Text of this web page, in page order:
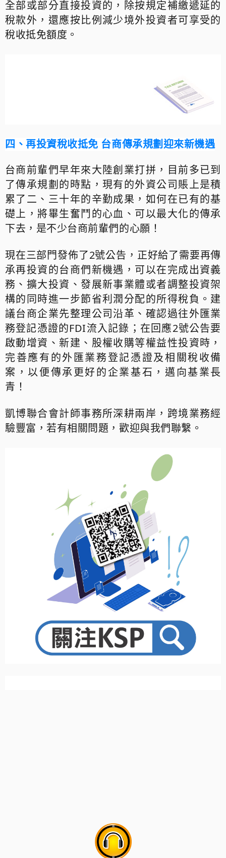
全部或部分直接投資的，除按規定補繳遞延的
稅款外，還應按比例減少境外投資者可享受的
稅收抵免額度。
四、再投資稅收抵免 台商傳承規劃迎來新機遇
台商前輩們早年來大陸創業打拼， 目前多已到
了傳承規劃的時點，現有的外資公司賬上是積
累了二、三十年的辛勤成果，如何在已有的基
礎上，將畢生奮鬥的心血、可以最大化的傳承
下去，是不少台商前輩們的心願！
現在三部門發佈了2號公告，正好給了需要再傳
承再投資的台商們新機遇，可以在完成出資義
務、擴大投資、發展新事業體或者調整投資架
構的同時進一步節省利潤分配的所得稅負。建
議台商企業先整理公司沿革、確認過往外匯業
務登記憑證的FDI流入記錄；在回應2號公告要
啟動增資、新建、股權收購等權益性投資時，
完善應有的外匯業務登記憑證及相關稅收備
案，以便傳承更好的企業基石，邁向基業長
青！
凱博聯合會計師事務所深耕兩岸，跨境業務經
驗豐富，若有相關問題，歡迎與我們聯繫。